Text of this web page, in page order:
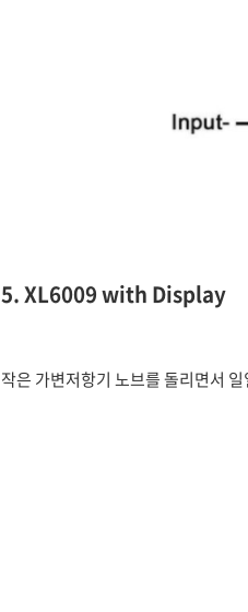
5. XL6009 with Display
작은 가변저항기 노브를 돌리면서